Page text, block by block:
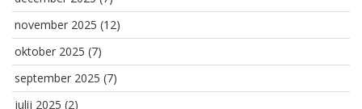
november 2025 (12)
oktober 2025 (7)
september 2025 (7)
julij 2025 (2)